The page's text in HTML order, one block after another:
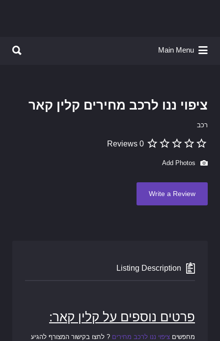
Main Menu
ציפוי ננו לרכב מחירים קלין קאר
רכב
0 Reviews
Write a Review
Listing Description
פרטים נוספים על קלין קאר:
מחפשים ציפוי ננו לרכב מחירים ? לחצו בקישור המצורף להגיע